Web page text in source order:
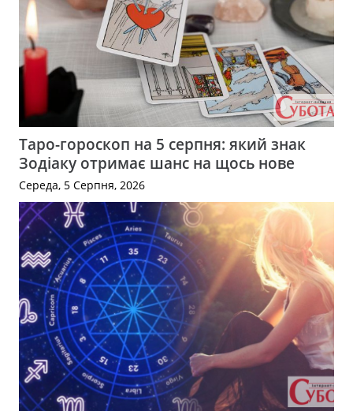
Таро-гороскоп на 5 серпня: який знак
Зодіаку отримає шанс на щось нове
Середа, 5 Серпня, 2026